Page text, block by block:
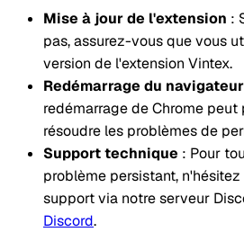
Mise à jour de l'extension :
pas, assurez-vous que vous
version de l'extension Vintex.
Redémarrage du navigateur
redémarrage de Chrome peut
résoudre les problèmes de
Support technique : Pour
problème persistant,
support via notre serveur
Discord.